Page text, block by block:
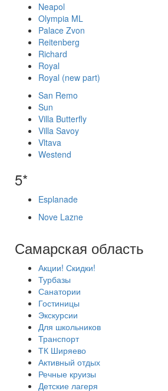
Neapol
Olympia ML
Palace Zvon
Reitenberg
Richard
Royal
Royal (new part)
San Remo
Sun
Villa Butterfly
Villa Savoy
Vltava
Westend
5*
Esplanade
Nove Lazne
Самарская область
Акции! Скидки!
Турбазы
Санатории
Гостиницы
Экскурсии
Для школьников
Транспорт
ТК Ширяево
Активный отдых
Речные круизы
Детские лагеря